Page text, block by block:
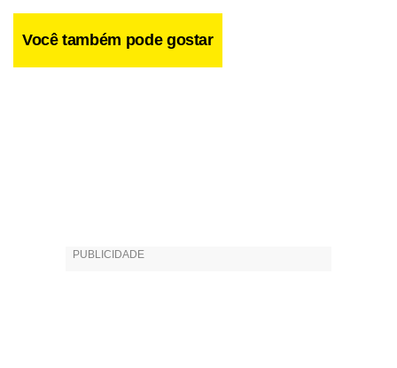
Você também pode gostar